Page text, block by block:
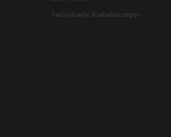
Individuelle Klebelösungen